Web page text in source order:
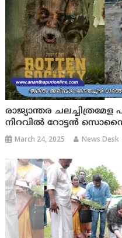
രാജ്യാന്തര
നിറവില്‍ റോട്ടൻ
March 24, 2025 News Desk